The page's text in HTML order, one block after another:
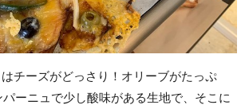
チーズがどっさり！オリーブがたっぷ
ーニュで少し酸味がある生地で、そこに